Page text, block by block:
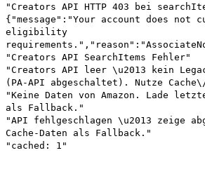
"Creators API HTTP 403 bei
{"message":"Your account does not
eligibility
"Creators API SearchItems Fehler"
"Creators API leer \u2013 kein
(PA-API abgeschaltet). Nutze
"Keine Daten von Amazon. Lade
als Fallback."
"API fehlgeschlagen \u2013 zeige
Cache-Daten als Fallback."
"cached: 1"